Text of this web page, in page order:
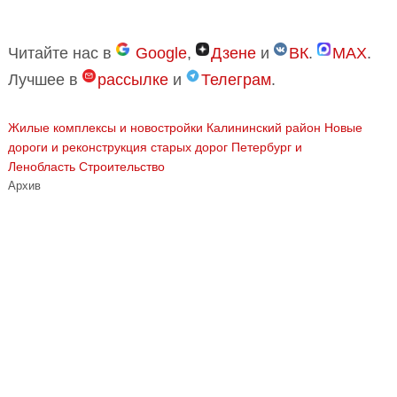
Читайте нас в Google, Дзене и ВК. MAX.
Лучшее в
рассылке и Телеграм.
Жилые комплексы и новостройки Калининский район Новые
дороги и реконструкция старых дорог Петербург и
Ленобласть Строительство
Архив